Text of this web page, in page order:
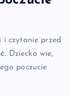
i czytanie przed
. Dziecko wie,
poczucie